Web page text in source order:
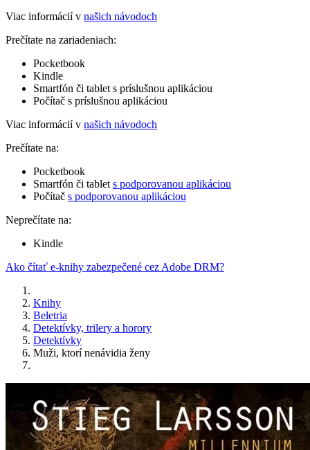
Viac informácií v našich návodoch
Prečítate na zariadeniach:
Pocketbook
Kindle
Smartfón či tablet s príslušnou aplikáciou
Počítač s príslušnou aplikáciou
Viac informácií v našich návodoch
Prečítate na:
Pocketbook
Smartfón či tablet s podporovanou aplikáciou
Počítač s podporovanou aplikáciou
Neprečítate na:
Kindle
Ako čítať e-knihy zabezpečené cez Adobe DRM?
Knihy
Beletria
Detektívky, trilery a horory
Detektívky
Muži, ktorí nenávidia ženy